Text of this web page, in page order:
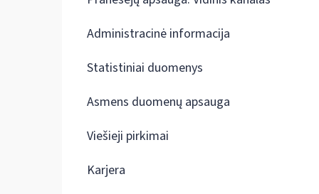
Administracinė informacija
Statistiniai duomenys
Asmens duomenų apsauga
Viešieji pirkimai
Karjera